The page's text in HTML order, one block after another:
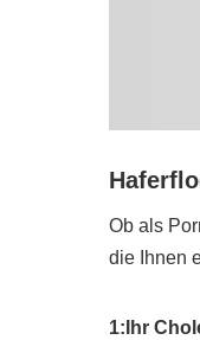
Ob als
die Ihnen
1:Ihr